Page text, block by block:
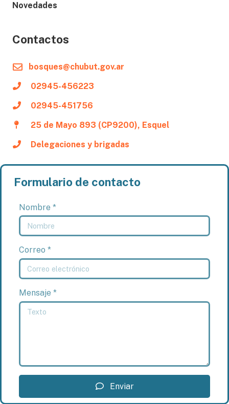
Novedades
Contactos
bosques@chubut.gov.ar
02945-456223
02945-451756
25 de Mayo 893 (CP9200), Esquel
Delegaciones y brigadas
Formulario de contacto
Nombre *
Correo *
Mensaje *
Enviar